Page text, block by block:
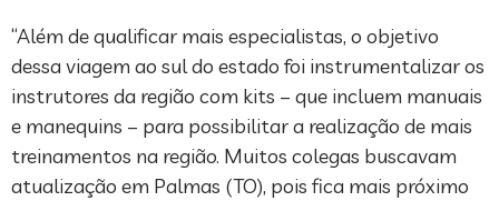
“Além de qualificar mais especialistas, o objetivo
dessa viagem ao sul do estado foi instrumentalizar os
instrutores da região com kits – que incluem manuais
e manequins – para possibilitar a realização de mais
treinamentos na região. Muitos colegas buscavam
atualização em Palmas (TO), pois fica mais próximo